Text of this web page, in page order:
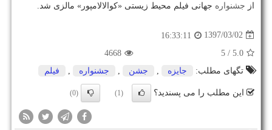
از جشنواره جهانی فیلم محیط زیستی «كوالالامپور» مالزی شد.
1397/03/02
16:33:11
5.0
/ 5
4668
تگهای مطلب:
جایزه جشن جشنواره فیلم
این مطلب را می پسندید؟ (1)
(0)